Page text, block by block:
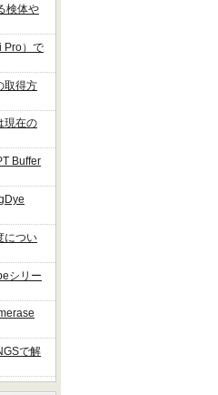
検体や
Pro）で
取得方
現在の
Buffer
につい
シリー
で解